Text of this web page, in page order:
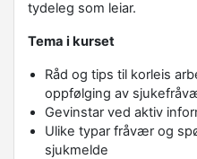
tydeleg som leiar.
Tema i kurset
Råd og tips til korleis
oppfølging av
Gevinstar ved aktiv
Ulike typar fråvær og
sjukmelde